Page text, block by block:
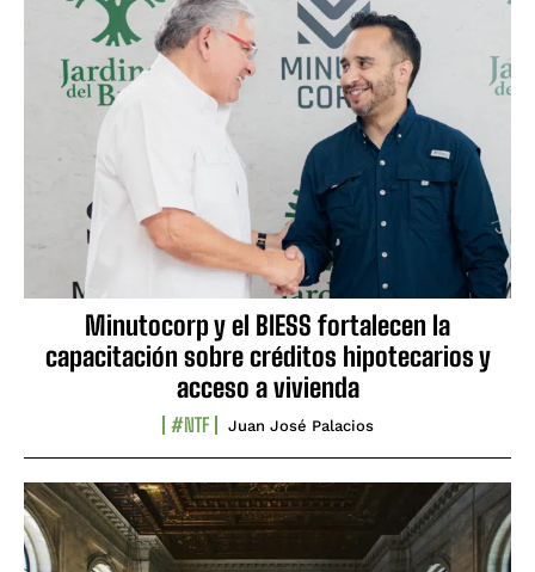
Minutocorp y el BIESS fortalecen la
capacitación sobre créditos hipotecarios y
acceso a vivienda
#NTF Juan José Palacios